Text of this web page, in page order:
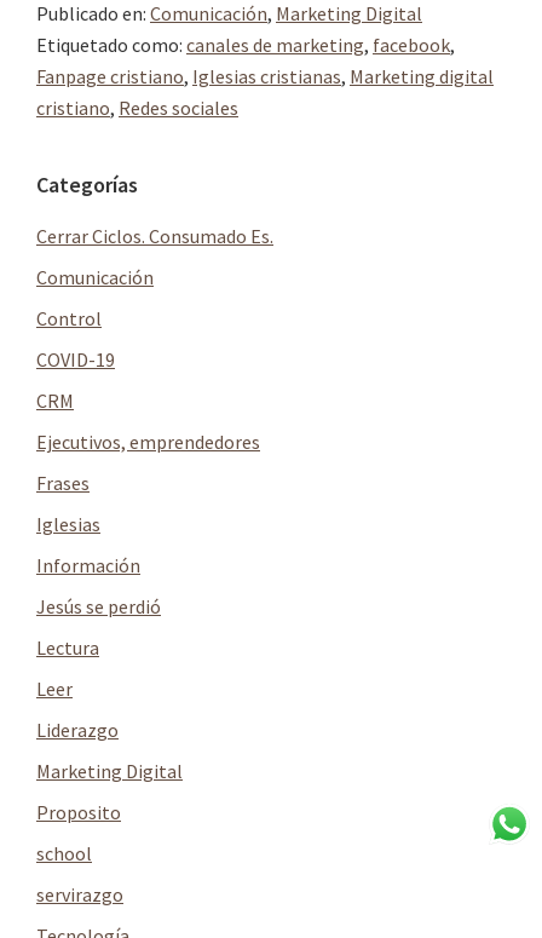
Publicado en: Comunicación, Marketing Digital
Etiquetado como: canales de marketing, facebook,
Fanpage cristiano, Iglesias cristianas, Marketing digital
cristiano, Redes sociales
Barra
lateral
principal
Categorías
Cerrar Ciclos. Consumado Es.
Comunicación
Control
COVID-19
CRM
Ejecutivos, emprendedores
Frases
Iglesias
Información
Jesús se perdió
Lectura
Leer
Liderazgo
Marketing Digital
Proposito
school
servirazgo